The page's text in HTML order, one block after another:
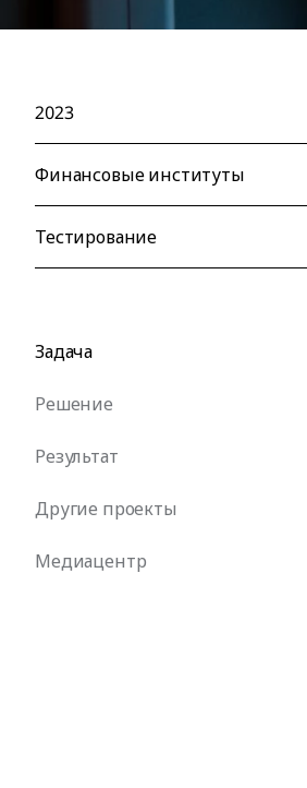
2023
Финансовые институты
Тестирование
Задача
Решение
Результат
Другие проекты
Медиацентр